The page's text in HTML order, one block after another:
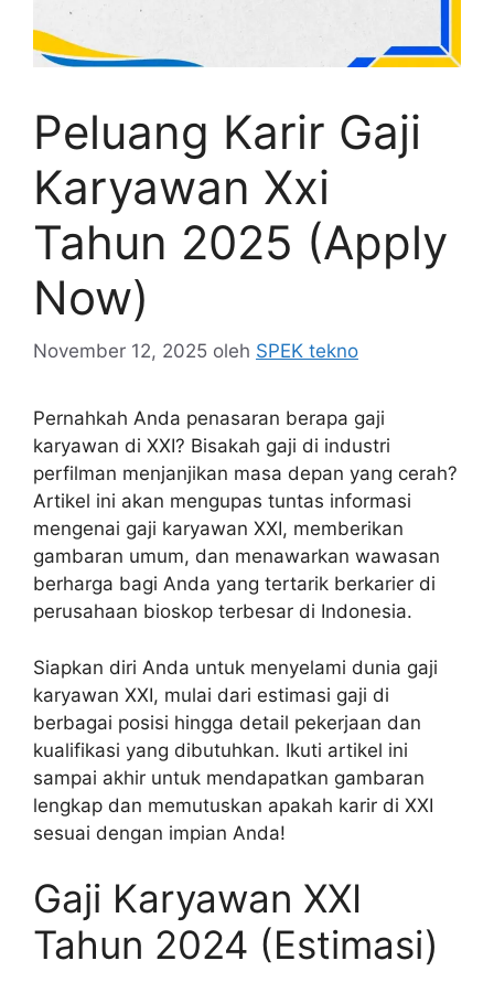
Peluang Karir Gaji
Karyawan Xxi
Tahun 2025 (Apply
Now)
November 12, 2025 oleh SPEK tekno
Pernahkah Anda penasaran berapa gaji
karyawan di XXI? Bisakah gaji di industri
perfilman menjanjikan masa depan yang cerah?
Artikel ini akan mengupas tuntas informasi
mengenai gaji karyawan XXI, memberikan
gambaran umum, dan menawarkan wawasan
berharga bagi Anda yang tertarik berkarier di
perusahaan bioskop terbesar di Indonesia.
Siapkan diri Anda untuk menyelami dunia gaji
karyawan XXI, mulai dari estimasi gaji di
berbagai posisi hingga detail pekerjaan dan
kualifikasi yang dibutuhkan. Ikuti artikel ini
sampai akhir untuk mendapatkan gambaran
lengkap dan memutuskan apakah karir di XXI
sesuai dengan impian Anda!
Gaji Karyawan XXI
Tahun 2024 (Estimasi)